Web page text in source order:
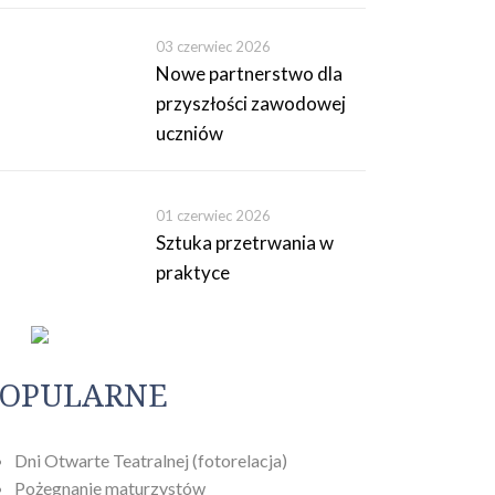
trybu offline” w Pile
03 czerwiec 2026
Nowe partnerstwo dla
przyszłości zawodowej
uczniów
01 czerwiec 2026
Sztuka przetrwania w
praktyce
Dni Otwarte Teatralnej (fotorelacja)
Pożegnanie maturzystów